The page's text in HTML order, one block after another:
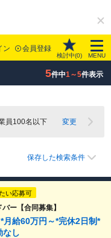
ン 会員登録
検討中(0) MENU
5件中1～5件表示
員100名以下 変更
保存した検索条件
い応募可
ー【合同募集】
月給60万円～*完休2日制*
なし